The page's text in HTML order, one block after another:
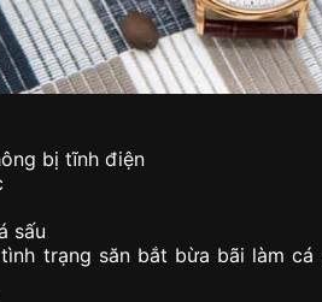
bị tĩnh điện
sấu
trạng săn bắt bừa bãi làm